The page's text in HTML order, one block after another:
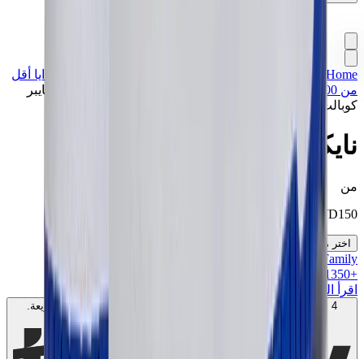
Home تشكيلة مميزة
هدايا أقل
من 1500 درهم
نايكي دنك لو "هايبر
كوبالت"
نايكي دنك لو "هايبر كوبالت"
من
KWD150
اختر مقاسك
MK Family
+
1350
+نقاط ولاء!
اقرأ المزيد
4 دفعات بدون فوائد بقيمة
. بدون رسوم. متوافق مع الشريعة.